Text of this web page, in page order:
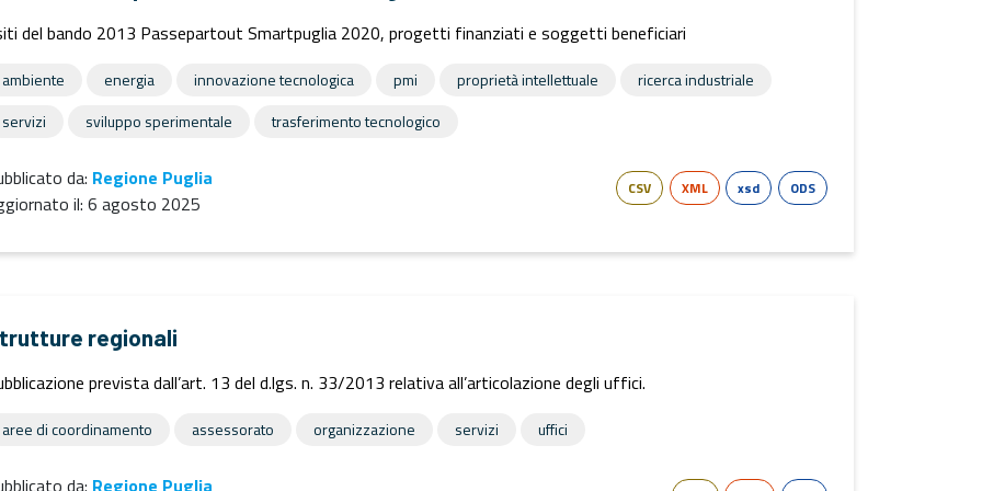
del bando 2013 Passepartout Smartpuglia 2020, progetti finanziati e soggetti beneficiari
ambiente energia innovazione tecnologica pmi proprietà intellettuale
ricerca industriale
servizi
sviluppo sperimentale trasferimento tecnologico
da: Regione Puglia
il: 6 agosto 2025
CSV XML xsd ODS
regionali
prevista dall’art. 13 del d.lgs. n. 33/2013 relativa all’articolazione degli uffici.
aree di coordinamento assessorato organizzazione servizi uffici
da: Regione Puglia